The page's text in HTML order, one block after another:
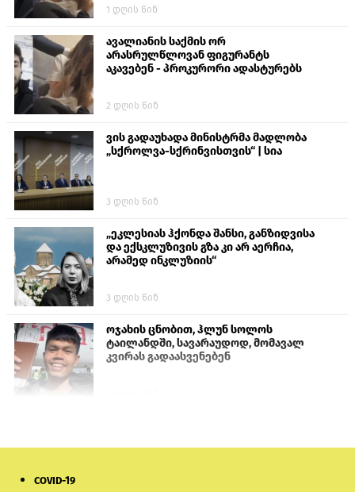
თავს დასხმოდა გიგა ავალიანს“
1 დღის წინ
ავალიანის საქმის ორ
არასრულწლოვან ფიგურანტს
აკავებენ - პროკურორი ადასტურებს
2 დღის წინ
ვის გადაუხადა მინისტრმა მადლობა
„სქროლვა-სქრინვისთვის“ | სია
3 დღის წინ
„ეკლესიას ჰქონდა შანსი, განზიდვისა
და ექსკლუზივის გზა კი არ აერჩია,
არამედ ინკლუზიის“
3 დღის წინ
ოჯახის ცნობით, ჰლუნ სოლოს
ტაილანდში, სავარაუდოდ, მომავალ
კვირას გადაასვენებენ
COVID-19